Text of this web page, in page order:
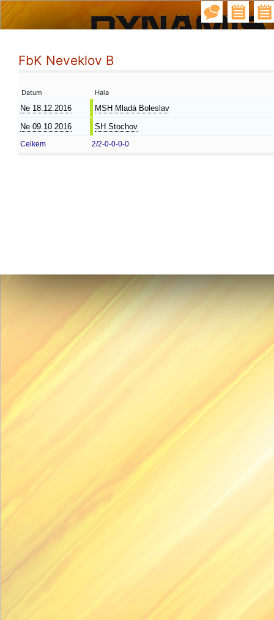
FbK Neveklov B
Datum Hala
Ne 18.12.2016
MSH Mladá Boleslav
Ne 09.10.2016
SH Stochov
Celkem 2/2-0-0-0-0